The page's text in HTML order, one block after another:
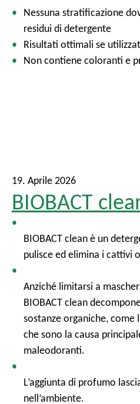
Nessuna stratificazione
residui di detergente
Risultati ottimali se
Non contiene coloranti e
19. Aprile 2026
BIOBACT
BIOBACT clean è un
pulisce ed elimina i cattivi
Anziché limitarsi a
BIOBACT clean
sostanze organiche, come
che sono la causa
maleodoranti.
L’aggiunta di profumo
nell’ambiente.